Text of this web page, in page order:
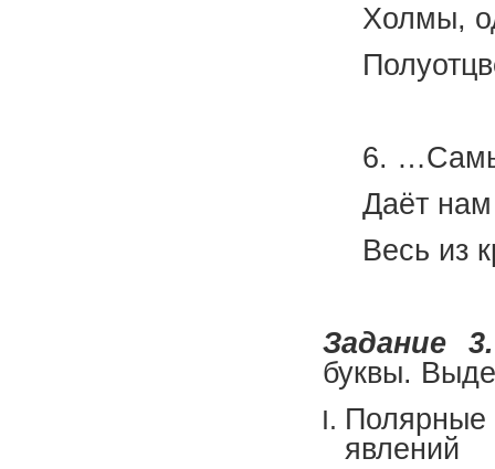
Холмы,
6.
Даёт
Весь из
Задание 3.
буквы.